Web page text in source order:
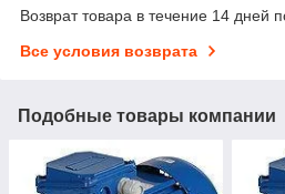
Возврат товара в течение 14 дней
Все условия возврата
Подобные товары компании